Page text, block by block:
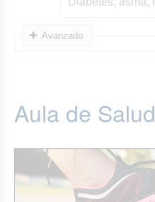
Avanzado
Aula de Salud